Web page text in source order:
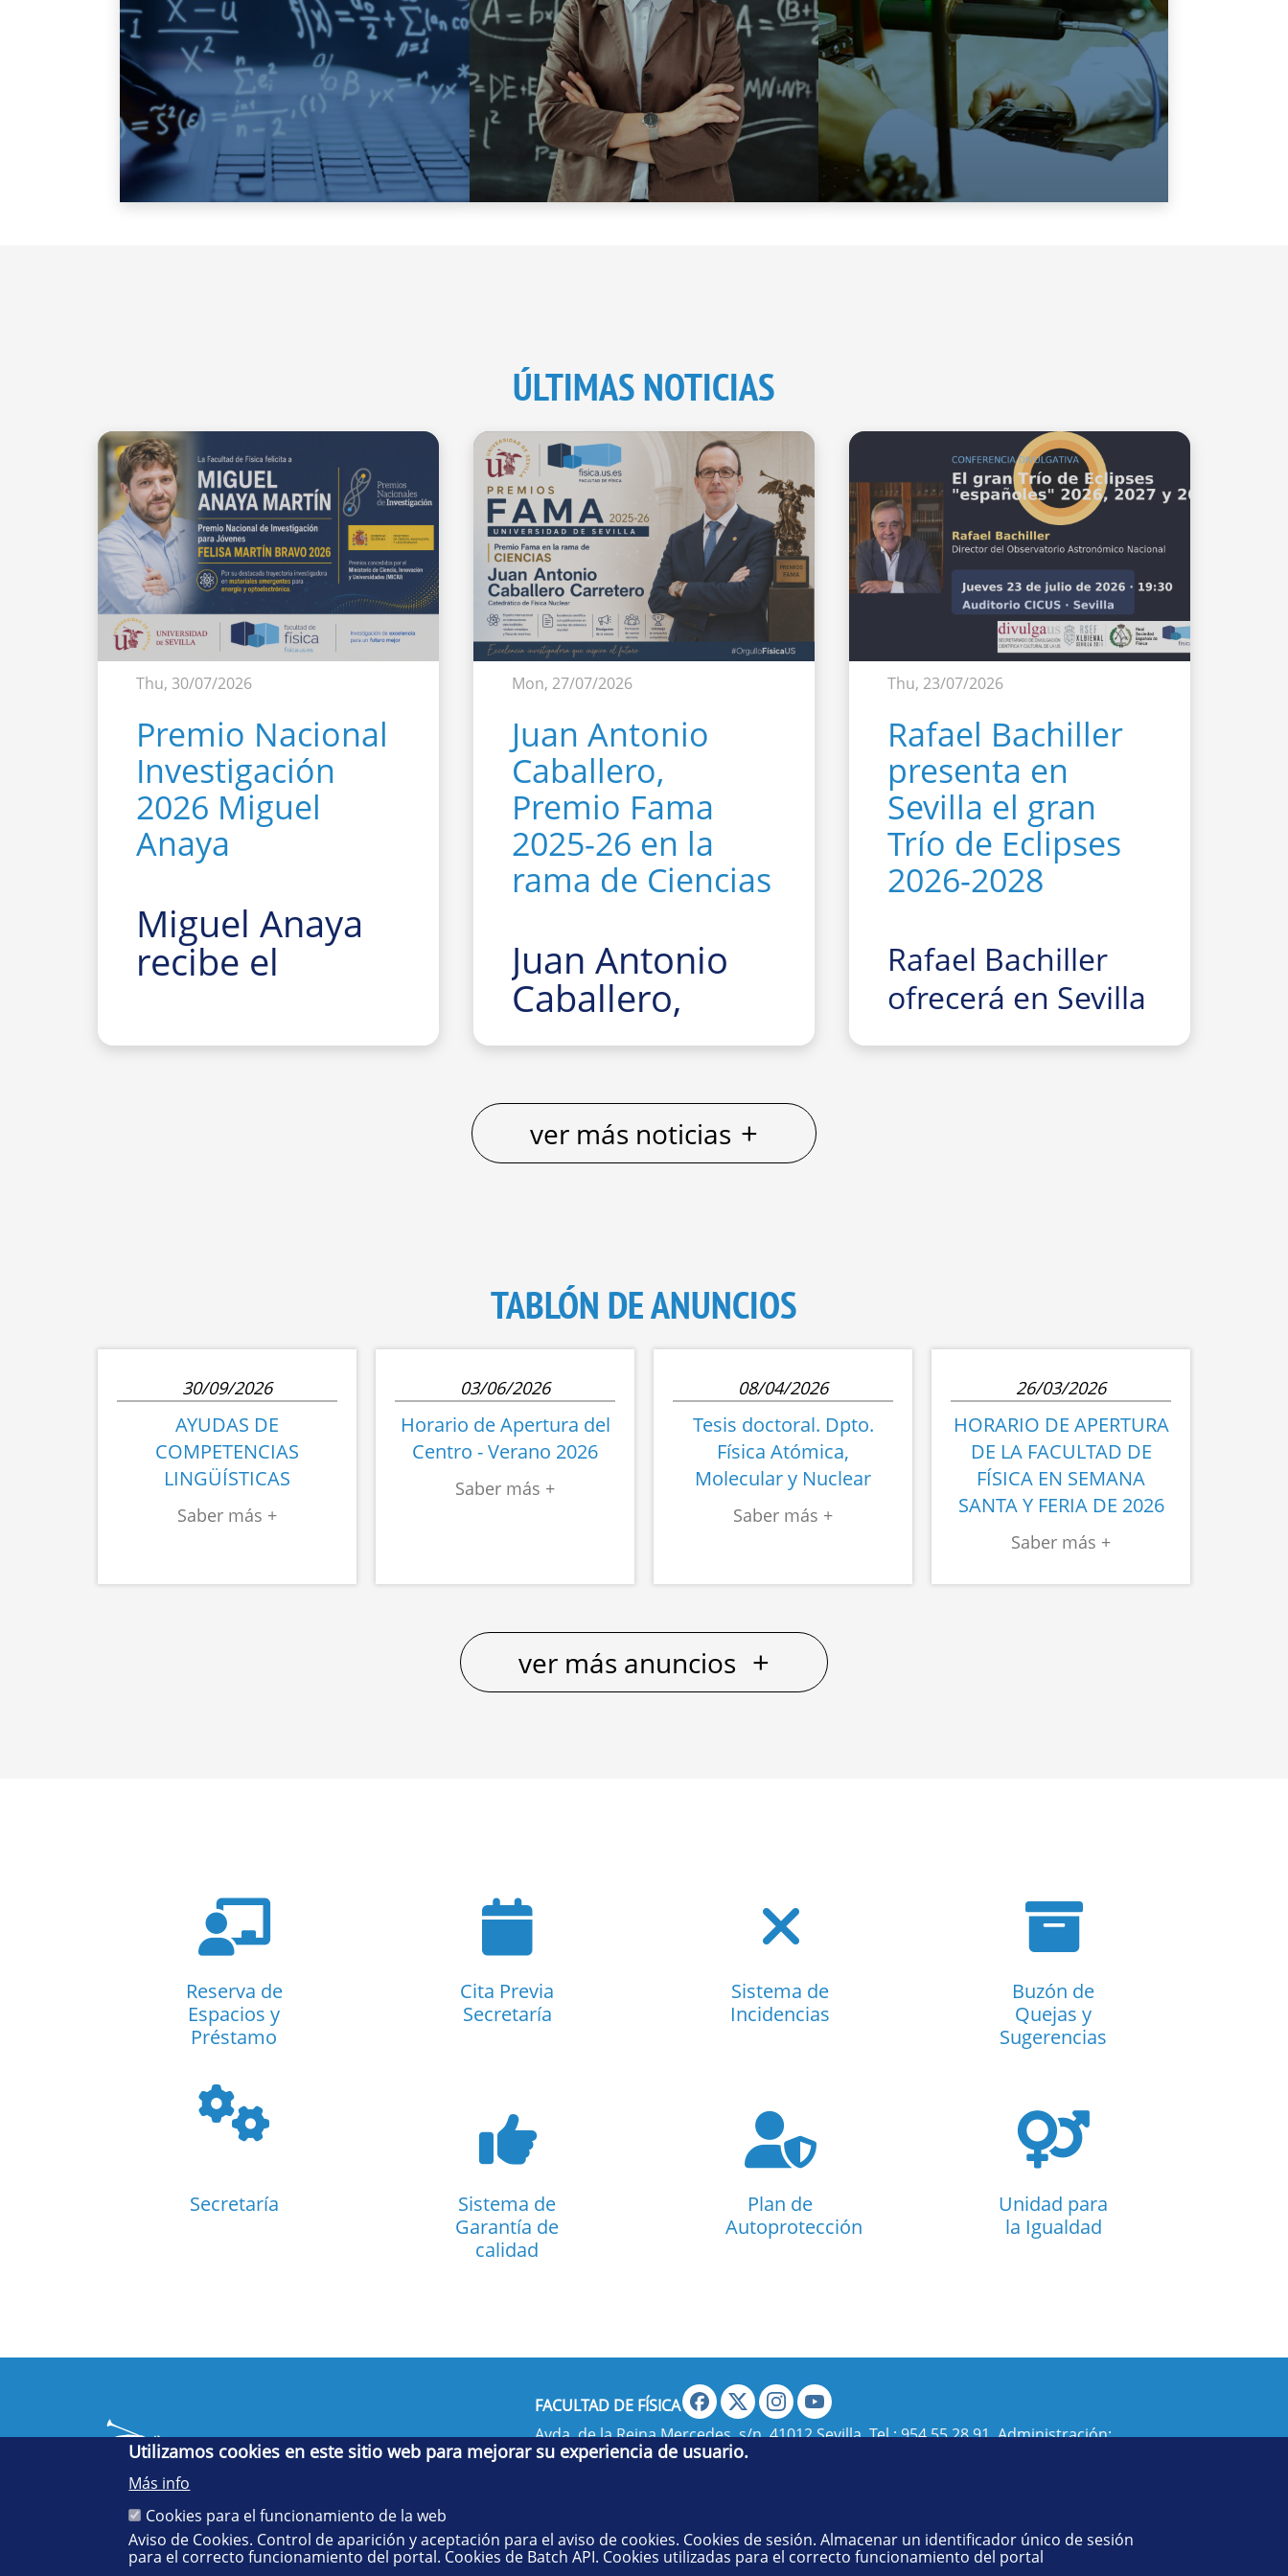
ÚLTIMAS NOTICIAS
Thu, 30/07/2026
Premio Nacional
Investigación
2026 Miguel
Anaya
Miguel Anaya
recibe el
Nacional de
Mon, 27/07/2026
Juan Antonio
Caballero,
Premio Fama
2025-26 en la
rama de Ciencias
Juan Antonio
Caballero,
Premio Fama
rama de
Ciencias
Thu, 23/07/2026
Rafael Bachiller
presenta en
Sevilla el gran
Trío de Eclipses
2026-2028
Rafael Bachiller
ofrecerá en Sevilla
la conferencia
observarlos”
ver más noticias +
TABLÓN DE ANUNCIOS
30/09/2026
AYUDAS DE
COMPETENCIAS
LINGÜÍSTICAS
03/06/2026
Horario de Apertura del
Centro - Verano 2026
08/04/2026
Tesis doctoral. Dpto.
Física Atómica,
Molecular y Nuclear
26/03/2026
HORARIO DE APERTURA
DE LA FACULTAD DE
FÍSICA EN SEMANA
SANTA Y FERIA DE 2026
ver más anuncios +
Reserva de
Espacios y
Préstamo
Cita Previa
Secretaría
Sistema de
Incidencias
Buzón de
Quejas y
Sugerencias
Secretaría
Sistema de
Garantía de
calidad
Plan de
Autoprotección
Unidad para
la Igualdad
Cinco siglos
impulsando el
FACULTAD DE FÍSICA
Avda. de la Reina Mercedes, s/n. 41012 Sevilla. Tel.:954 55 28 91. Administración:
administradorfisica@us.es- Secretaría:
Utilizamos cookies en este sitio web para mejorar su experiencia de usuario.
Más info
Cookies para el funcionamiento de la web
Aviso de Cookies. Control de aparición y aceptación para el aviso de cookies. Cookies de sesión. Almacenar un identificador único de sesión
para el correcto funcionamiento del portal. Cookies de Batch API. Cookies utilizadas para el correcto funcionamiento del portal